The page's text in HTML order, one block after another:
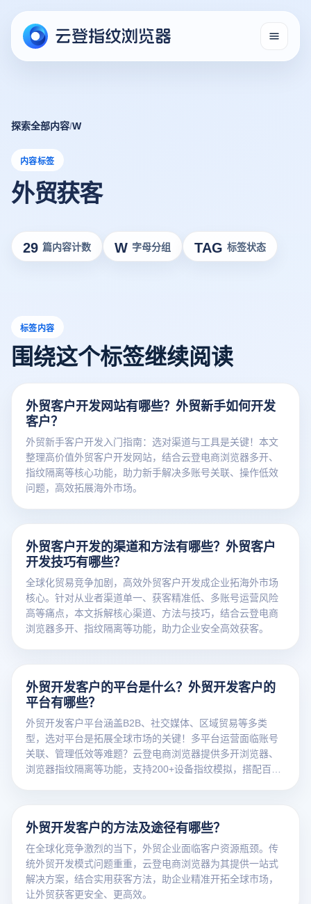
探索全部内容/W
内容标签
外贸获客
29 篇内容计数 W 字母分组 TAG 标签状态
标签内容
围绕这个标签继续阅读
外贸客户开发网站有哪些？外贸新手如何开发
客户？
外贸新手客户开发入门指南：选对渠道与工具是关键！本文
整理高价值外贸客户开发网站，结合云登电商浏览器多开、
指纹隔离等核心功能，助力新手解决多账号关联、操作低效
问题，高效拓展海外市场。
外贸客户开发的渠道和方法有哪些？外贸客户
开发技巧有哪些？
全球化贸易竞争加剧，高效外贸客户开发成企业拓海外市场
核心。针对从业者渠道单一、获客精准低、多账号运营风险
高等痛点，本文拆解核心渠道、方法与技巧，结合云登电商
浏览器多开、指纹隔离等功能，助力企业安全高效获客。
外贸开发客户的平台是什么？外贸开发客户的
平台有哪些？
外贸开发客户平台涵盖B2B、社交媒体、区域贸易等多类
型，选对平台是拓展全球市场的关键！多平台运营面临账号
关联、管理低效等难题？云登电商浏览器提供多开浏览器、
浏览器指纹隔离等功能，支持200+设备指纹模拟，搭配百万
外贸开发客户的方法及途径有哪些？
在全球化竞争激烈的当下，外贸企业面临客户资源瓶颈。传
统外贸开发模式问题重重，云登电商浏览器为其提供一站式
解决方案，结合实用获客方法，助企业精准开拓全球市场，
让外贸获客更安全、更高效。